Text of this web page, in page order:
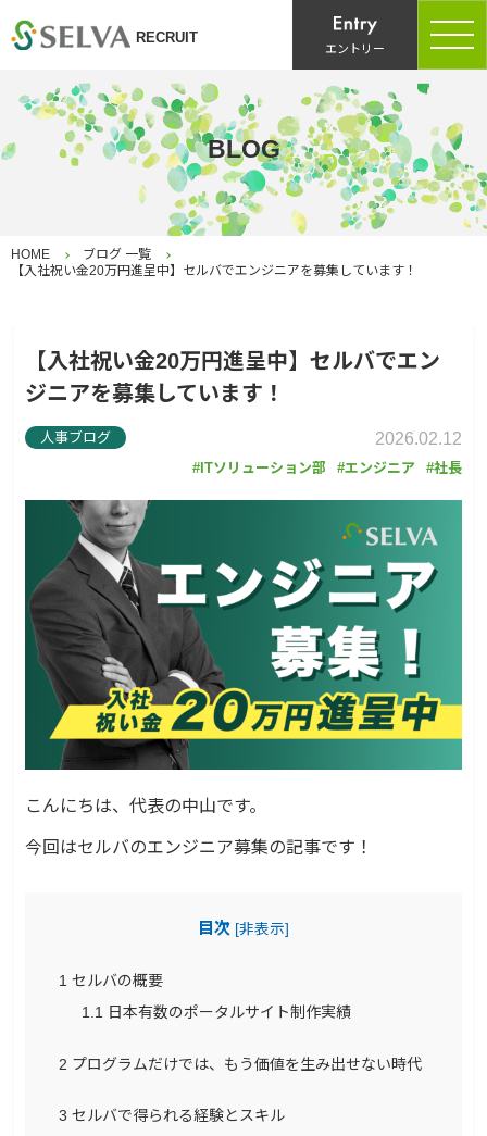
RECRUIT
エントリー
BLOG
HOME
ブログ 一覧
【入社祝い金20万円進呈中】セルバでエンジニアを募集しています！
【入社祝い金20万円進呈中】セルバでエン
ジニアを募集しています！
人事ブログ 2026.02.12
ITソリューション部 エンジニア 社長
こんにちは、代表の中山です。
今回はセルバのエンジニア募集の記事です！
目次 [非表示]
1 セルバの概要
1.1 日本有数のポータルサイト制作実績
2 プログラムだけでは、もう価値を生み出せない時代
3 セルバで得られる経験とスキル